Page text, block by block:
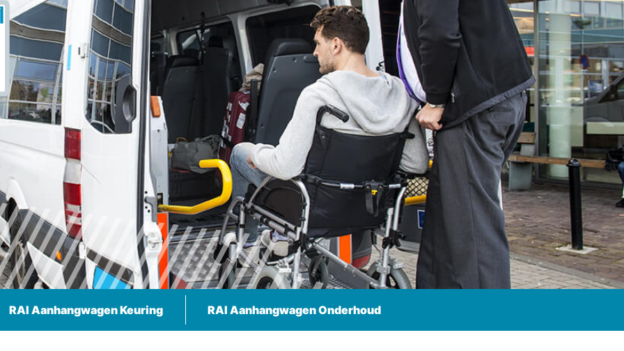
RAI Aanhangwagen Keuring RAI Aanhangwagen Onderhoud